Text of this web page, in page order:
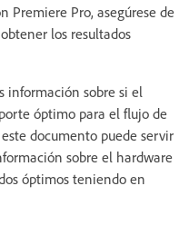
Pro, asegúrese de
los resultados
información sobre si el
óptimo para el flujo de
documento puede servir
sobre el hardware
óptimos teniendo en